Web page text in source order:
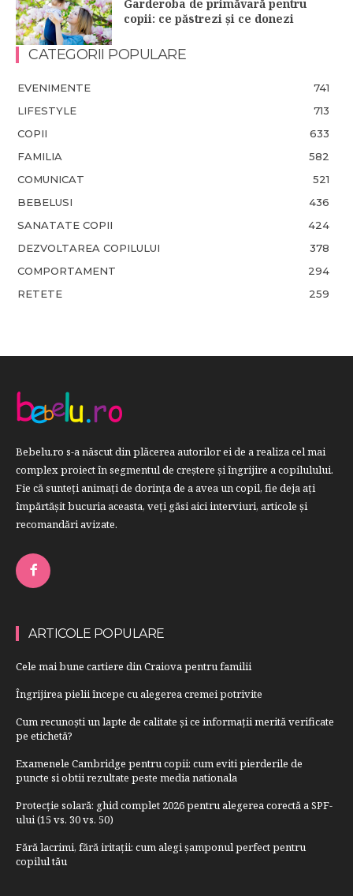
Garderoba de primăvară pentru
copii: ce păstrezi și ce donezi
CATEGORII POPULARE
EVENIMENTE
741
LIFESTYLE
713
COPII
633
FAMILIA
582
COMUNICAT
521
BEBELUSI
436
SANATATE COPII
424
DEZVOLTAREA COPILULUI
378
COMPORTAMENT
294
RETETE
259
Bebelu.ro s-a născut din plăcerea autorilor ei de a realiza cel mai
complex proiect în segmentul de creştere şi îngrijire a copilulului.
Fie că sunteţi animaţi de dorinţa de a avea un copil, fie deja aţi
împărtăşit bucuria aceasta, veți găsi aici interviuri, articole şi
recomandări avizate.
ARTICOLE POPULARE
Cele mai bune cartiere din Craiova pentru familii
Îngrijirea pielii începe cu alegerea cremei potrivite
Cum recunoști un lapte de calitate și ce informații merită verificate
pe etichetă?
Examenele Cambridge pentru copii: cum eviti pierderile de
puncte si obtii rezultate peste media nationala
Protecție solară: ghid complet 2026 pentru alegerea corectă a SPF-
ului (15 vs. 30 vs. 50)
Fără lacrimi, fără iritații: cum alegi șamponul perfect pentru
copilul tău